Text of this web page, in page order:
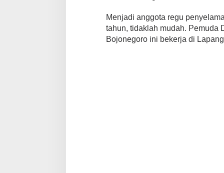
Menjadi anggota regu
tahun, tidaklah mudah. Pemuda
Bojonegoro ini bekerja di